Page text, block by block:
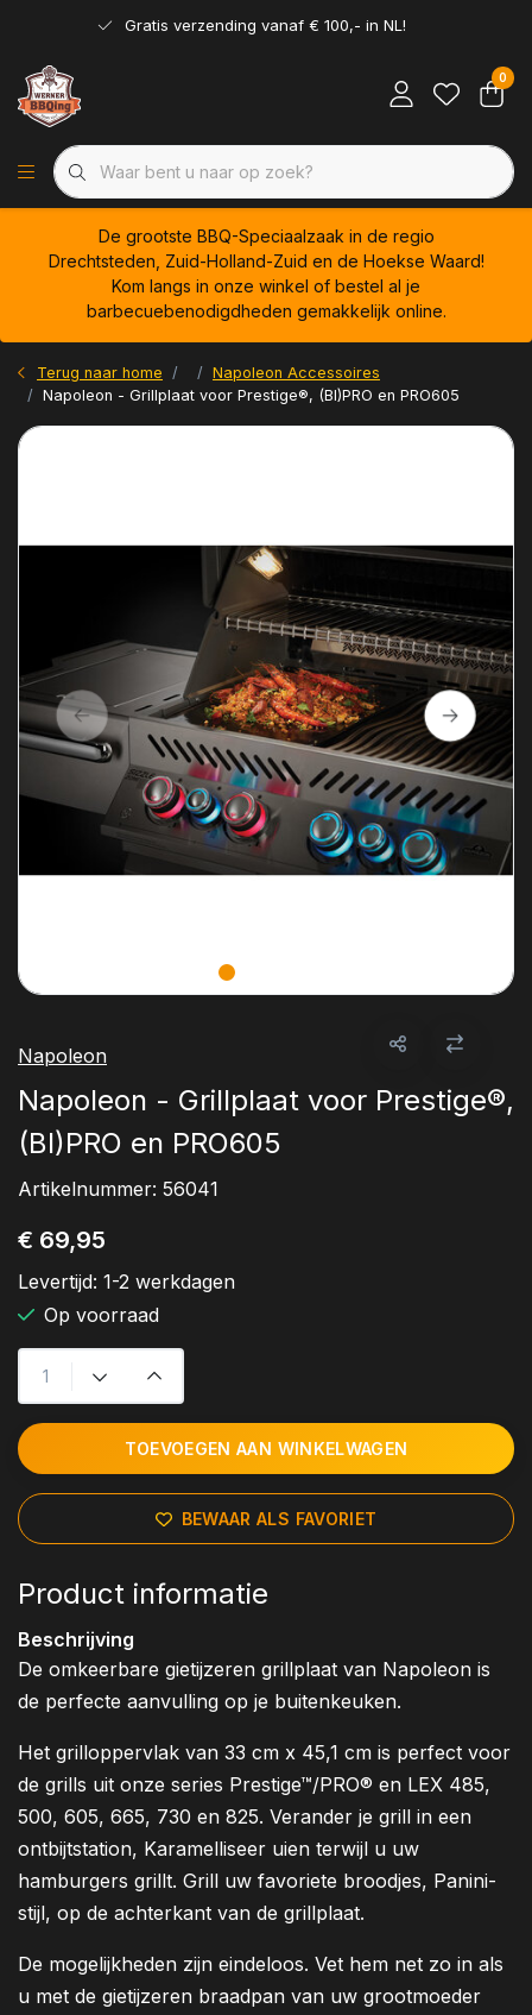
Gratis verzending vanaf € 100,- in NL!
0
De grootste BBQ-Speciaalzaak in de regio
Drechtsteden, Zuid-Holland-Zuid en de Hoekse Waard!
Kom langs in onze winkel of bestel al je
barbecuebenodigdheden gemakkelijk online.
Terug naar home
Napoleon Accessoires
Napoleon - Grillplaat voor Prestige®, (BI)PRO en PRO605
Napoleon
Napoleon - Grillplaat voor Prestige®,
(BI)PRO en PRO605
Artikelnummer: 56041
€ 69,95
Levertijd: 1-2 werkdagen
Op voorraad
TOEVOEGEN AAN WINKELWAGEN
BEWAAR ALS FAVORIET
Product informatie
Beschrijving
De omkeerbare gietijzeren grillplaat van Napoleon is
de perfecte aanvulling op je buitenkeuken.
Het grilloppervlak van 33 cm x 45,1 cm is perfect voor
de grills uit onze series Prestige™/PRO® en LEX 485,
500, 605, 665, 730 en 825. Verander je grill in een
ontbijtstation, Karamelliseer uien terwijl u uw
hamburgers grillt. Grill uw favoriete broodjes, Panini-
stijl, op de achterkant van de grillplaat.
De mogelijkheden zijn eindeloos. Vet hem net zo in als
u met de gietijzeren braadpan van uw grootmoeder